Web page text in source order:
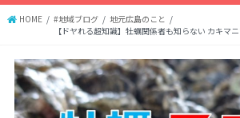
HOME #地域ブログ
地元広島のこと
【ドヤれる超知識】牡蠣関係者も知らない カキマ